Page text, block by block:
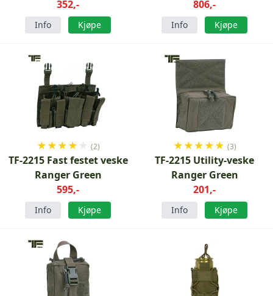
Green
352,-
Info Kjøpe
Ranger Grønn
806,-
Info Kjøpe
★★★★ ★ (2)
TF-2215 Fast festet veske
Ranger Green
595,-
Info Kjøpe
★★★★★ (3)
TF-2215 Utility-veske
Ranger Green
201,-
Info Kjøpe